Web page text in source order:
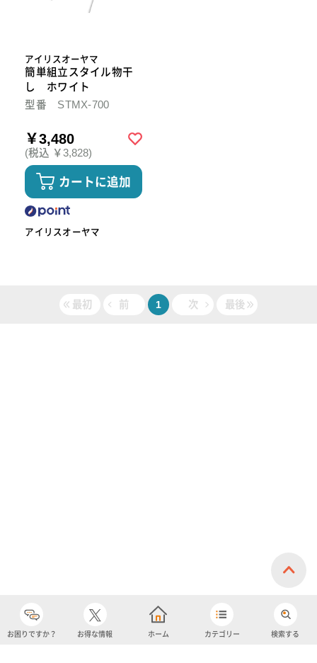
アイリスオーヤマ
簡単組立スタイル物干
し ホワイト
型番 STMX-700
￥3,480
(税込 ￥3,828)
カートに追加
アイリスオーヤマ
最初 前 1 次 最後
お困りですか？ お得な情報 ホーム カテゴリー 検索する